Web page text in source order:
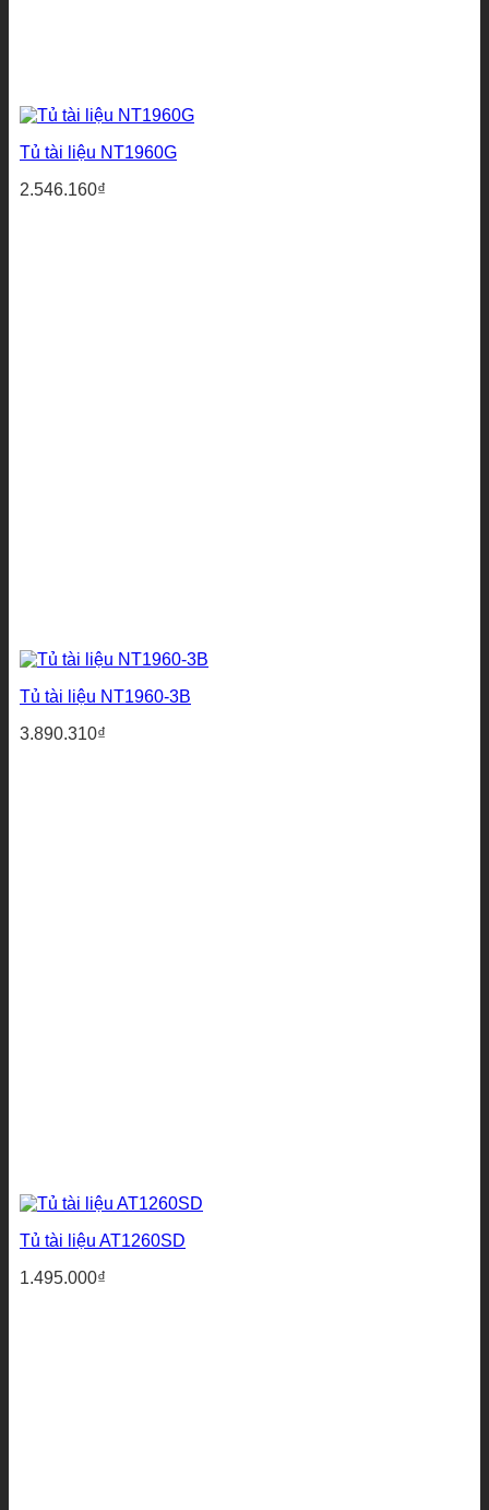
Tủ tài liệu NT1960G
2.546.160₫
Tủ tài liệu NT1960-3B
3.890.310₫
Tủ tài liệu AT1260SD
1.495.000₫